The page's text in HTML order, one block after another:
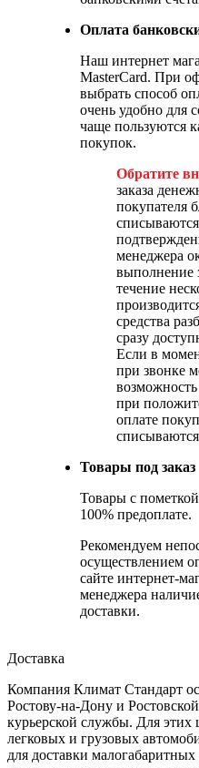
Оплата
Наш интернет
MasterCard. При
выбрать способ
очень удобно для
чаще пользуются
покупок.
Обратите
заказа
покупателя
менеджера
выполнение
течение
средства
сразу
Если в
при звонке
при
оплате
Товары под заказ
Товары с
100% предоплате.
Рекомендуем
осуществлением
сайте интернет-
менеджера
доставки.
Доставка
Компания Климат Стандарт
Ростову-на-Дону и
курьерской службы. Для этих
легковых и грузовых
для доставки